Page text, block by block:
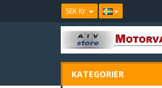
SEK Kr
KATEGORIER